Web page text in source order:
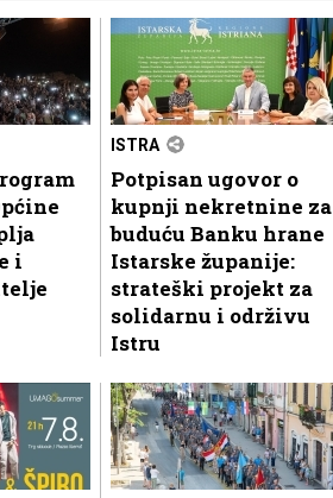
i
ISTRA
Potpisan ugovor o
kupnji nekretnine za
buduću Banku hrane
Istarske županije:
strateški projekt za
solidarnu i održivu
Istru